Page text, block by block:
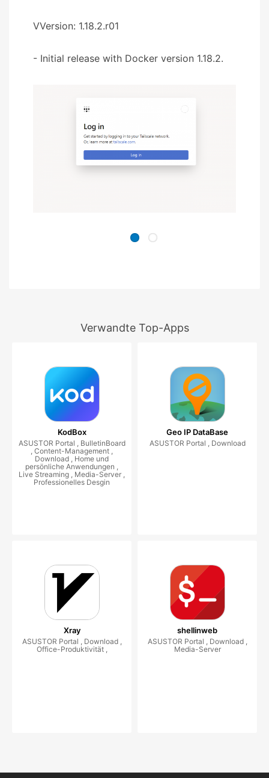
VVersion: 1.18.2.r01
- Initial release with Docker version 1.18.2.
Verwandte Top-Apps
KodBox
ASUSTOR Portal , BulletinBoard
, Content-Management ,
Download , Home und
persönliche Anwendungen ,
Live Streaming , Media-Server ,
Professionelles Desgin
Geo IP DataBase
ASUSTOR Portal , Download
Xray
ASUSTOR Portal , Download ,
Office-Produktivität ,
shellinweb
ASUSTOR Portal , Download ,
Media-Server